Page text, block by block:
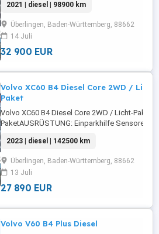
selbstlenkendes
Lenkrad,Berganfahrassistent,DAB-
2021 | diesel | 98900 km
Überlingen, Baden-Württemberg, 88662
14 Juli
32 900 EUR
Volvo XC60 B4 Diesel Core 2WD /
Paket
Volvo XC60 B4 Diesel Core 2WD / Licht-Paket /
PaketAUSRÜSTUNG: Einparkhilfe Sensoren
Lenkrad,Berganfahrassistent,Radio,DAB-
Heckklappe,Servolenkung,Elektrische ...
2023 | diesel | 142500 km
Überlingen, Baden-Württemberg, 88662
13 Juli
27 890 EUR
Volvo V60 B4 Plus Diesel